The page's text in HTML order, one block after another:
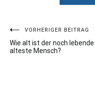
Beitragsnavigation
VORHERIGER BEITRAG
Wie alt ist der noch lebende
alteste Mensch?